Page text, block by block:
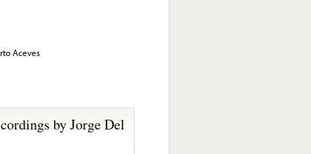
Aceves
by Jorge Del